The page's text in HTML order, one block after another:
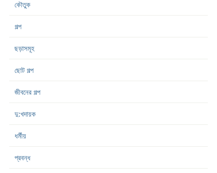
কৌতুক
গল্প
ছড়াসমূহ
ছোট গল্প
জীবনের গল্প
দু:খদায়ক
ধর্মীয়
প্রবন্ধ